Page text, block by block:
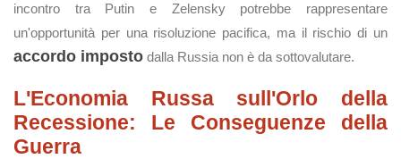
incontro tra Putin e Zelensky potrebbe rappresentare
un'opportunità per una risoluzione pacifica, ma il rischio di un
accordo imposto dalla Russia non è da sottovalutare.
L'Economia Russa sull'Orlo della
Recessione: Le Conseguenze della
Guerra